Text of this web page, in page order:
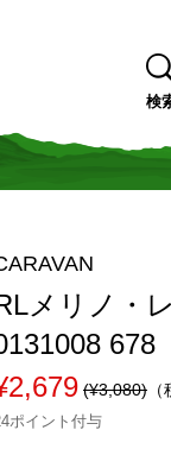
検
メリノ・
678
(¥3,080)
ポイント付与